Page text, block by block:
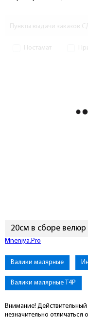
Пункты выдачи заказов
Постамат
20см в сборе
Подключиться к Mneniya.Pro
Валики малярные
Валики малярные T4P
Внимание! Действительный
незначительно отличаться